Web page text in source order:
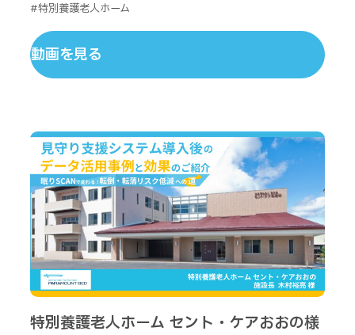
#特別養護老人ホーム
動画を見る
特別養護老人ホーム セント・ケアおおの様